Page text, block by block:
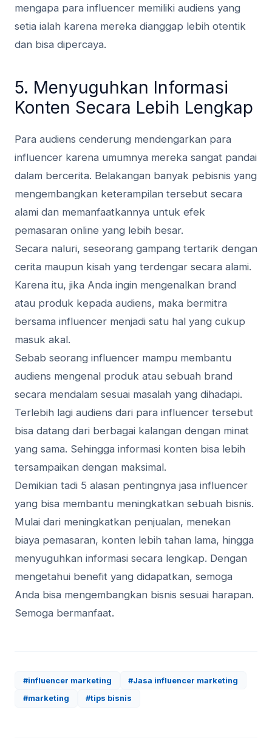
mengapa para influencer memiliki audiens yang
setia ialah karena mereka dianggap lebih otentik
dan bisa dipercaya.
5. Menyuguhkan Informasi
Konten Secara Lebih Lengkap
Para audiens cenderung mendengarkan para
influencer karena umumnya mereka sangat pandai
dalam bercerita. Belakangan banyak pebisnis yang
mengembangkan keterampilan tersebut secara
alami dan memanfaatkannya untuk efek
pemasaran online yang lebih besar.
Secara naluri, seseorang gampang tertarik dengan
cerita maupun kisah yang terdengar secara alami.
Karena itu, jika Anda ingin mengenalkan brand
atau produk kepada audiens, maka bermitra
bersama influencer menjadi satu hal yang cukup
masuk akal.
Sebab seorang influencer mampu membantu
audiens mengenal produk atau sebuah brand
secara mendalam sesuai masalah yang dihadapi.
Terlebih lagi audiens dari para influencer tersebut
bisa datang dari berbagai kalangan dengan minat
yang sama. Sehingga informasi konten bisa lebih
tersampaikan dengan maksimal.
Demikian tadi 5 alasan pentingnya jasa influencer
yang bisa membantu meningkatkan sebuah bisnis.
Mulai dari meningkatkan penjualan, menekan
biaya pemasaran, konten lebih tahan lama, hingga
menyuguhkan informasi secara lengkap. Dengan
mengetahui benefit yang didapatkan, semoga
Anda bisa mengembangkan bisnis sesuai harapan.
Semoga bermanfaat.
#influencer marketing
#Jasa influencer marketing
#marketing
#tips bisnis